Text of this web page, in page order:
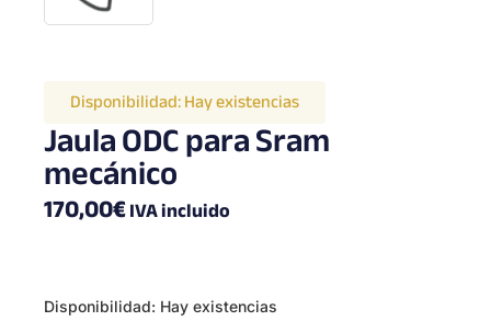
Disponibilidad:Hay existencias
Jaula ODC para Sram
mecánico
170,00€IVA incluido
Disponibilidad: Hay existencias
ODC